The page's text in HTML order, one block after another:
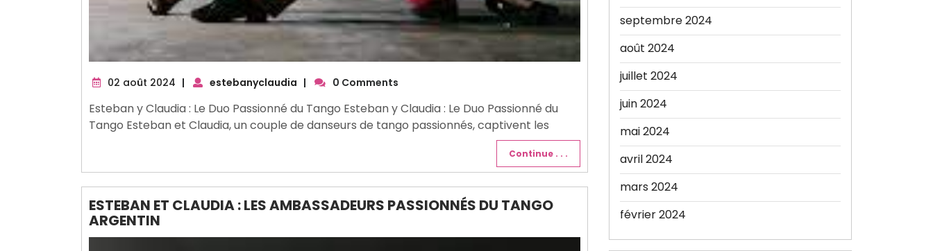
02 août 2024 02
2024
| estebanyclaudia | 0 Comments
Esteban y Claudia : Le Duo Passionné du Tango Esteban y Claudia : Le Duo Passionné du
Tango Esteban et Claudia, un couple de danseurs de tango passionnés, captivent les
Continue . . .
ESTEBAN ET CLAUDIA : LES AMBASSADEURS PASSIONNÉS DU TANGO
ARGENTIN
septembre 2024
août 2024
juillet 2024
juin 2024
mai 2024
avril 2024
mars 2024
février 2024